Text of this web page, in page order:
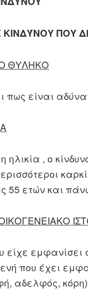
ΚΙΝΔΎΝΟΥ ΠΟΥ
ΘΥΛΗΚΟ
πως είναι
Α
, ο
55 ετών και
O
είχε εμφανίσει
που έχει
αδελφός,